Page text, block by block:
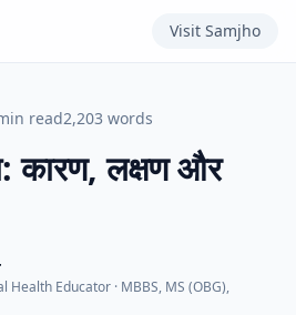
Visit Samjho
read2,203 words
कारण, लक्षण और
Health Educator · MBBS, MS (OBG),